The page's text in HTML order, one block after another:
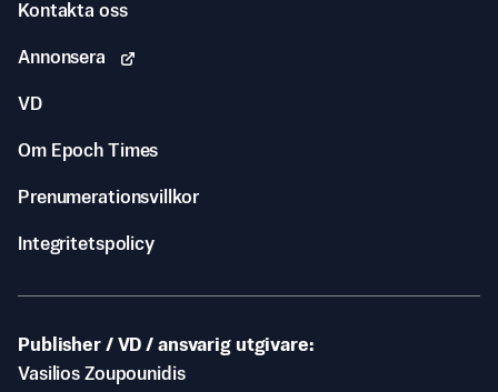
Kontakta oss
Annonsera
VD
Om Epoch Times
Prenumerationsvillkor
Integritetspolicy
Publisher / VD / ansvarig utgivare
Vasilios Zoupounidis